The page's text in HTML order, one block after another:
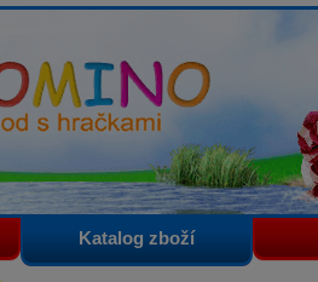
hračkami
Katalog zboží